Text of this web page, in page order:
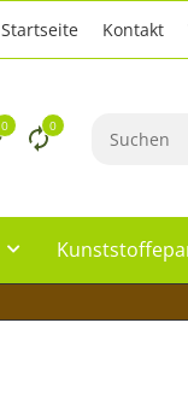
Startseite Kontakt
0 0